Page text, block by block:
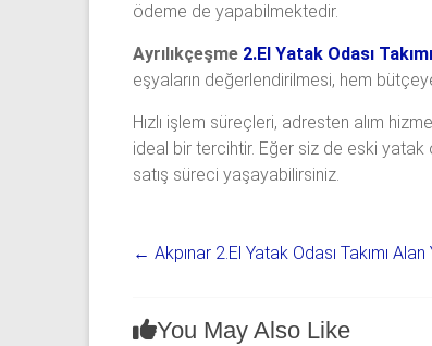
ödeme de yapabilmektedir.
Ayrılıkçeşme 2.El Yatak Odası
eşyaların değerlendirilmesi, hem
Hızlı işlem süreçleri, adresten alım
ideal bir tercihtir. Eğer siz de eski yatak
satış süreci yaşayabilirsiniz.
← Akpınar 2.El Yatak Odası Takımı Alan
You May Also Like